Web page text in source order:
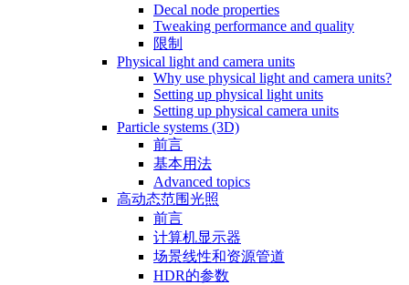
Decal node properties
Tweaking performance and quality
限制
Physical light and camera units
Why use physical light and camera units?
Setting up physical light units
Setting up physical camera units
Particle systems (3D)
前言
基本用法
Advanced topics
高动态范围光照
前言
计算机显示器
场景线性和资源管道
HDR的参数